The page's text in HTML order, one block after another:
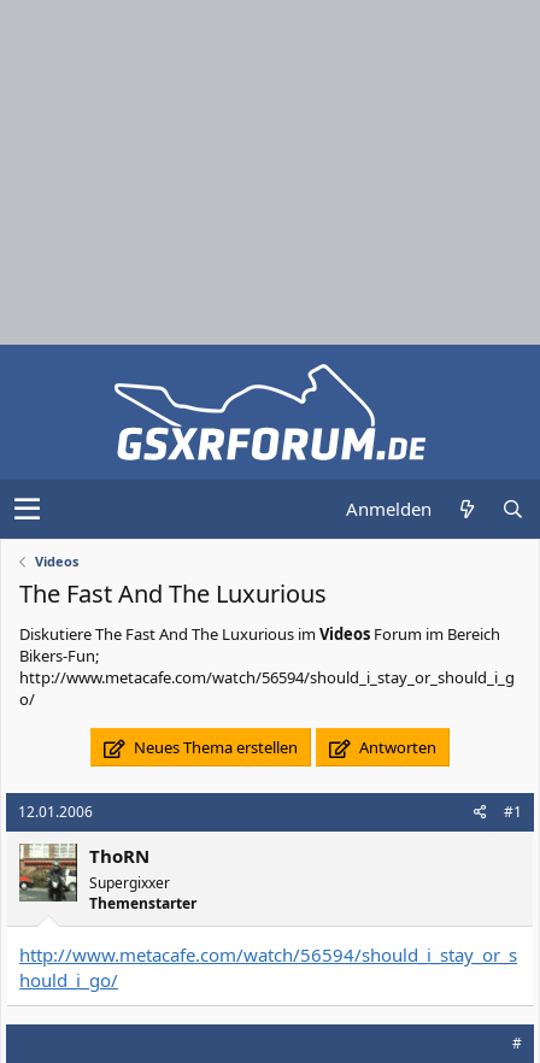
Anmelden
Videos
The Fast And The Luxurious
DiskutiereThe Fast And The Luxurious imVideos Forum im Bereich
Bikers-Fun;
http://www.metacafe.com/watch/56594/should_i_stay_or_should_i_g
o/
Neues Thema erstellen Antworten
12.01.2006 #1
ThoRN
Supergixxer
Themenstarter
http://www.metacafe.com/watch/56594/should_i_stay_or_s
hould_i_go/
#